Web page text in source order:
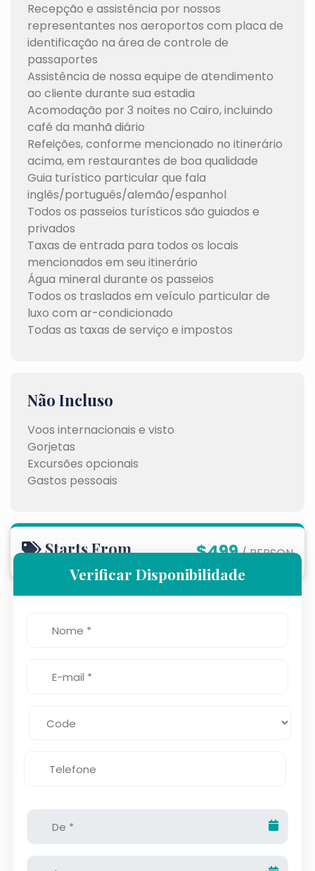
Recepção e assistência por nossos
representantes nos aeroportos com placa de
identificação na área de controle de
passaportes
Assistência de nossa equipe de atendimento
ao cliente durante sua estadia
Acomodação por 3 noites no Cairo, incluindo
café da manhã diário
Refeições, conforme mencionado no itinerário
acima, em restaurantes de boa qualidade
Guia turístico particular que fala
inglês/português/alemão/espanhol
Todos os passeios turísticos são guiados e
privados
Taxas de entrada para todos os locais
mencionados em seu itinerário
Água mineral durante os passeios
Todos os traslados em veículo particular de
luxo com ar-condicionado
Todas as taxas de serviço e impostos
Não Incluso
Voos internacionais e visto
Gorjetas
Excursões opcionais
Gastos pessoais
Starts From $499/ PERSON
Verificar Disponibilidade